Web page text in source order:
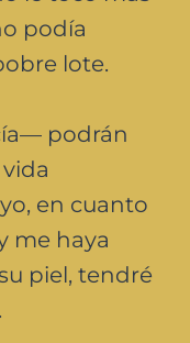
podía
lote.
podrán
en cuanto
me haya
piel, tendré